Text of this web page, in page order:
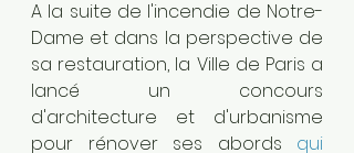
A la suite de l'incendie de Notre-
Dame et dans la perspective de
sa restauration, la Ville de Paris a
lancé un concours
d'architecture et d'urbanisme
pour rénover ses abords qui